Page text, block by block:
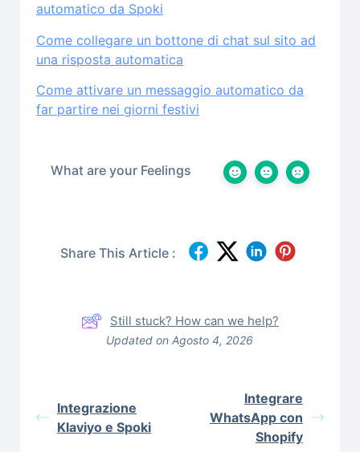
automatico da Spoki
Come collegare un bottone di chat sul sito ad
una risposta automatica
Come attivare un messaggio automatico da
far partire nei giorni festivi
What are your Feelings
Share This Article :
Still stuck? How can we help?
Updated on Agosto 4, 2026
Integrazione
Klaviyo e Spoki
Integrare
WhatsApp con
Shopify